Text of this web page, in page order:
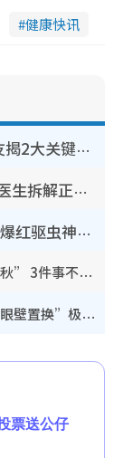
健康快讯
装修拆铁闸随时变贼人目标？网友揭2大关键用途：装新款等于白装？附新旧铁闸分别
网传公立医院改用内地/副厂药？医生拆解正副厂分别，揭4类人换药随时出事
怕虫人士夏季救星！日本3COINS爆红驱虫神器$45起 1招“全程免触碰”轻松搞定小强
立秋2026｜8月7日立秋进入“多事之秋” 3件事不可做！专家教6招开运 清杂物／钱包纳气接好运
台风白海豚料周日袭浙江！经历5次“眼壁置换”极罕见 成登陆内地最长途台风